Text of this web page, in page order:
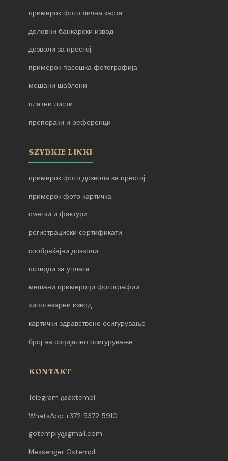
примерок фото лична карта
деловни банкарски извод
дозволи за престој
примерок пасошка фотографија
мешани шаблони
платни листи
препораки и референци
SZYBKIE LINKI
примерок фото дозвола за престој
примерок фото картичка
сметки и фактури
регистрациски сертификати
сообраќајни дозволи
потврди за уплата
мешани примероци фотографии
хипотекарни извод
картички здравствено осигурување
број на социјално осигурување
KONTAKT
Telegram @axtempl
WhatsApp +372 5372 5910
gotemply@gmail.com
Messenger Oxtempl